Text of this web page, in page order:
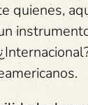
quienes,